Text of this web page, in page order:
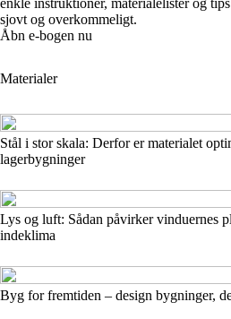
enkle instruktioner, materialelister og
sjovt og overkommeligt.
Åbn e-bogen nu
Materialer
Stål i stor skala: Derfor er materialet
lagerbygninger
Lys og luft: Sådan påvirker vinduernes
indeklima
Byg for fremtiden – design bygninger,